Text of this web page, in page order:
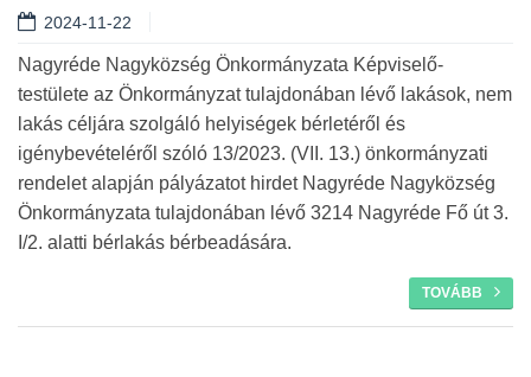
2024-11-22
Nagyréde Nagyközség Önkormányzata Képviselő-
testülete az Önkormányzat tulajdonában lévő lakások, nem
lakás céljára szolgáló helyiségek bérletéről és
igénybevételéről szóló 13/2023. (VII. 13.) önkormányzati
rendelet alapján pályázatot hirdet Nagyréde Nagyközség
Önkormányzata tulajdonában lévő 3214 Nagyréde Fő út 3.
I/2. alatti bérlakás bérbeadására.
TOVÁBB